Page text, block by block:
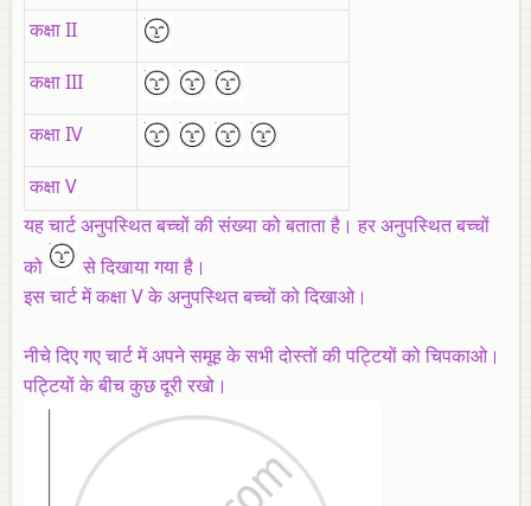
कक्षा II
कक्षा III
कक्षा IV
कक्षा V
यह चार्ट अनुपस्थित बच्चों की संख्या को बताता है। हर अनुपस्थित बच्चों
को
से दिखाया गया है।
इस चार्ट में कक्षा V के अनुपस्थित बच्चों को दिखाओ।
नीचे दिए गए चार्ट में अपने समूह के सभी दोस्तों की पट्टियों को चिपकाओ।
पट्टियों के बीच कुछ दूरी रखो।